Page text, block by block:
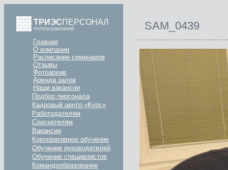
ТРИЭСПЕРСОНАЛ
ГРУППА КОМПАНИЙ
Главная
О компании
Расписание семинаров
Отзывы
Фотоархив
Аренда залов
Наши вакансии
Подбор персонала
Кадровый центр «Курс»
Работодателям
Соискателям
Вакансии
Корпоративное обучение
Обучение руководителей
Обучение специалистов
Командообразование
SAM_0439